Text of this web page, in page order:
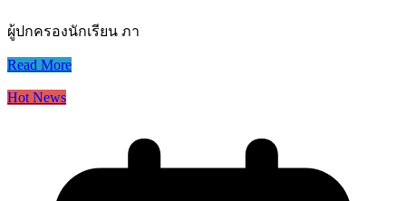
ผู้ปกครองนักเรียน ภา
Read More
Hot News